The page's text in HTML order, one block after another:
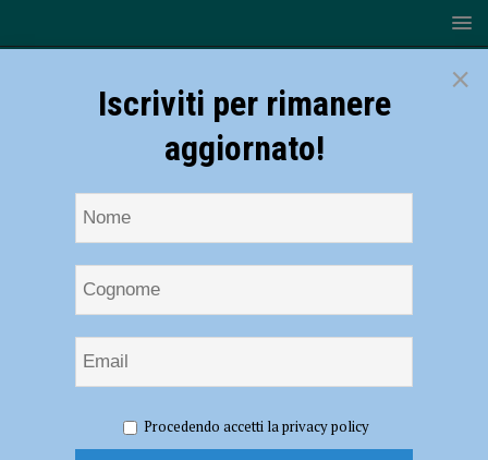
vitellina sbranata, secondo caso in pochi giorni. Confagricoltura: “Ora
×
Iscriviti per rimanere
aggiornato!
Procedendo accetti la privacy policy